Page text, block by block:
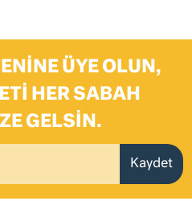
ÜYE OLUN,
HER SABAH
GELSIN.
Kaydet